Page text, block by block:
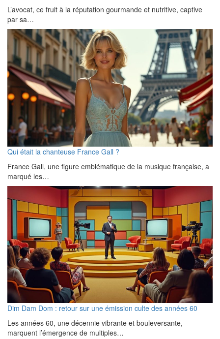
L’avocat, ce fruit à la réputation gourmande et nutritive, captive
par sa…
Qui était la chanteuse France Gall ?
France Gall, une figure emblématique de la musique française, a
marqué les…
Dim Dam Dom : retour sur une émission culte des années 60
Les années 60, une décennie vibrante et bouleversante,
marquent l’émergence de multiples…